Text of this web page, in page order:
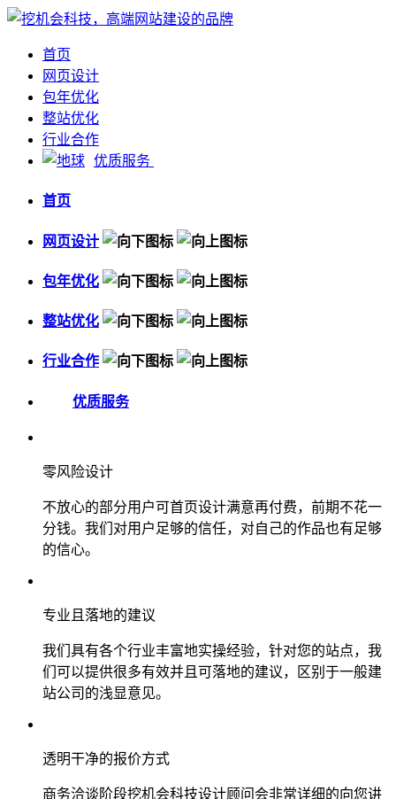
首页
网页设计
包年优化
整站优化
行业合作
优质服务
首页
网页设计
包年优化
整站优化
行业合作
优质服务
零风险设计
不放心的部分用户可首页设计满意再付费，前期不花一
分钱。我们对用户足够的信任，对自己的作品也有足够
的信心。
专业且落地的建议
我们具有各个行业丰富地实操经验，针对您的站点，我
们可以提供很多有效并且可落地的建议，区别于一般建
站公司的浅显意见。
透明干净的报价方式
商务洽谈阶段挖机会科技设计顾问会非常详细的向您讲